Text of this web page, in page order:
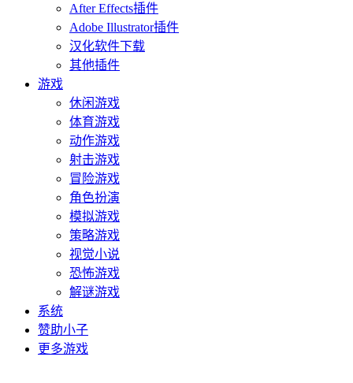
After Effects插件
Adobe Illustrator插件
汉化软件下载
其他插件
游戏
休闲游戏
体育游戏
动作游戏
射击游戏
冒险游戏
角色扮演
模拟游戏
策略游戏
视觉小说
恐怖游戏
解谜游戏
系统
赞助小子
更多游戏